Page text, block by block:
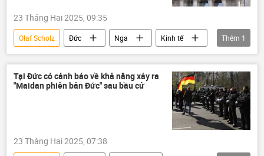
23 Tháng Hai 2025, 09:35
Olaf Scholz Đức Nga
Kinh tế
Thế giới
Thêm 1
Tại Đức có cảnh báo về khả năng xảy ra
"Maidan phiên bản Đức" sau bầu cử
23 Tháng Hai 2025, 07:38